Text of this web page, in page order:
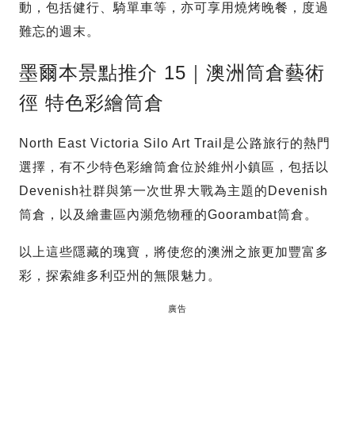
動，包括健行、騎單車等，亦可享用燒烤晚餐，度過
難忘的週末。
墨爾本景點推介 15｜澳洲筒倉藝術
徑 特色彩繪筒倉
North East Victoria Silo Art Trail是公路旅行的熱門
選擇，有不少特色彩繪筒倉位於維州小鎮區，包括以
Devenish社群與第一次世界大戰為主題的Devenish
筒倉，以及繪畫區內瀕危物種的Goorambat筒倉。
以上這些隱藏的瑰寶，將使您的澳洲之旅更加豐富多
彩，探索維多利亞州的無限魅力。
廣告